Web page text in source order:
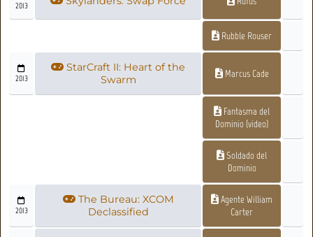
2013
Rubble Rouser
2013
StarCraft II: Heart of the
Swarm
Marcus Cade
Fantasma del
Dominio (video)
Soldado del
Dominio
2013
The Bureau: XCOM
Declassified
Agente William
Carter